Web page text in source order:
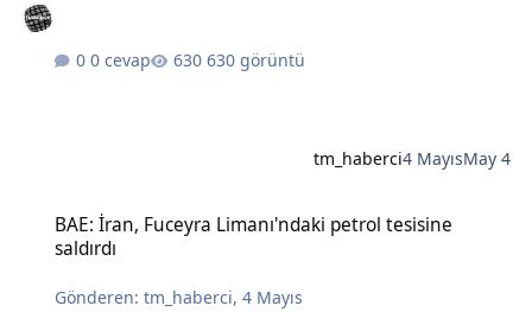
0 cevap 630 görüntü
tm_haberci4 MayısMay 4
BAE: İran, Fuceyra Limanı'ndaki petrol tesisine
saldırdı
Gönderen:tm_haberci,4 Mayıs